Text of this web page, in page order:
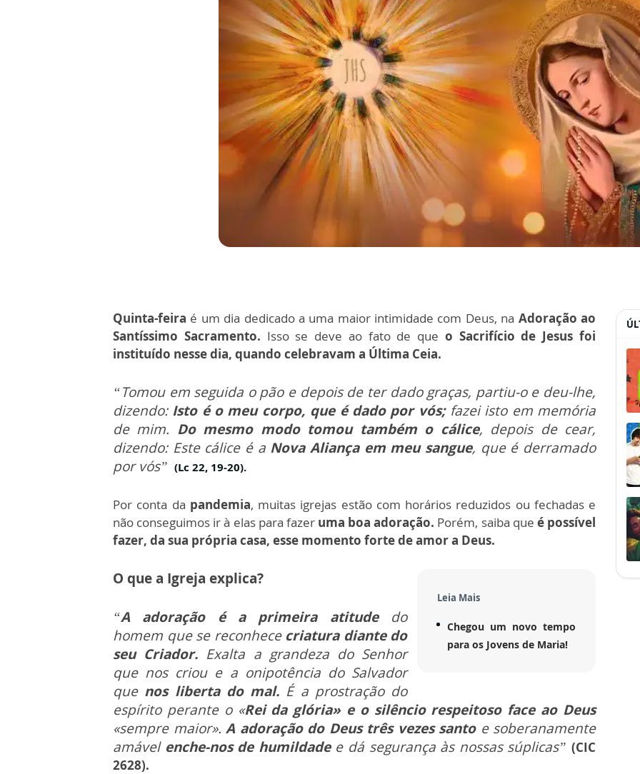
Quinta-feira é um dia dedicado a uma maior intimidade com Deus, na Adoração ao
Santíssimo Sacramento. Isso se deve ao fato de que o Sacrifício de Jesus foi
instituído nesse dia, quando celebravam a Última Ceia.
“Tomou em seguida o pão e depois de ter dado graças, partiu-o e deu-lhe,
dizendo: Isto é o meu corpo, que é dado por vós;fazei isto em memória
de mim. Do mesmo modo tomou também o cálice, depois de cear,
dizendo: Este cálice é a Nova Aliança em meu sangue, que é derramado
por vós” (Lc 22, 19-20).
Por conta da pandemia, muitas igrejas estão com horários reduzidos ou fechadas e
não conseguimos ir à elas para fazer uma boa adoração. Porém, saiba que é possível
fazer, da sua própria casa, esse momento forte de amor a Deus.
Leia Mais
Chegou um novo tempo
para os Jovens de Maria!
O que a Igreja explica?
“A adoração é a primeira atitudedo
homem que se reconhece criatura diante do
seu Criador. Exalta a grandeza do Senhor
que nos criou e a onipotência do Salvador
que nos liberta do mal. É a prostração do
espírito perante o «Rei da glória» e o silêncio respeitoso face ao Deus
«sempre maior». A adoração do Deus três vezes santoe soberanamente
amável enche-nos de humildade e dá segurança às nossas súplicas”(CIC
2628).